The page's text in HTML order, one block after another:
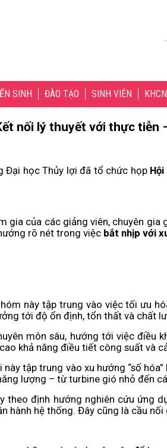
SINH ĐÀO TẠO SINH VIÊN
Đại học Thủy lợi đã tổ chức họp
gia của các giảng viên, chuyên
rõ nét trong việc bắt nhịp với
này tập trung vào việc tối ưu
tới độ ổn định, tổn thất và chất
môn sâu, hướng tới việc điều
khả năng điều tiết công suất và
này tập trung vào xu hướng “số
lượng – từ turbine gió nhỏ đến
theo định hướng nghiên cứu ứng
hành hệ thống. Đây cũng là cầu